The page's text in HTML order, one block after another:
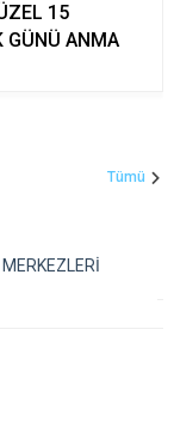
15
GÜNÜ ANMA
Tümü